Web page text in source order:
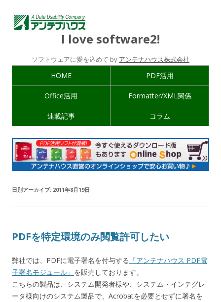
I love software2!
ソフトウェアに愛を込めて by アンテナハウス株式会社
HOME PDF活用
Office活用 Formatter/XML関係
連載記事 コラム
日別アーカイブ: 2011年8月19日
PDFを特定環境のみ閲覧許可したい
弊社では、PDFに電子署名を付与する 「アンテナハウス PDF電
子署名モジュール」 を販売しております。
こちらの製品は、システム開発者様や、システム・インテグレ
ータ様向けのシステム製品で、Acrobatを必要とせずに署名を